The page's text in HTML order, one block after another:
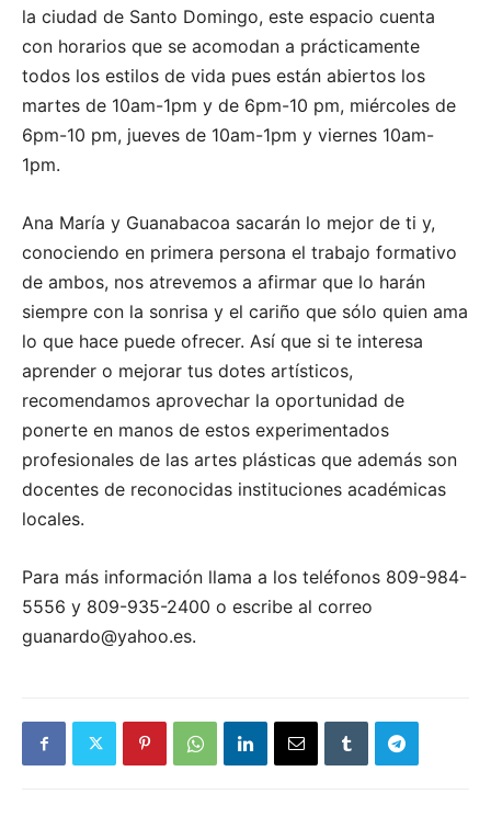
la ciudad de Santo Domingo, este espacio cuenta
con horarios que se acomodan a prácticamente
todos los estilos de vida pues están abiertos los
martes de 10am-1pm y de 6pm-10 pm, miércoles de
6pm-10 pm, jueves de 10am-1pm y viernes 10am-
1pm.
Ana María y Guanabacoa sacarán lo mejor de ti y,
conociendo en primera persona el trabajo formativo
de ambos, nos atrevemos a afirmar que lo harán
siempre con la sonrisa y el cariño que sólo quien ama
lo que hace puede ofrecer. Así que si te interesa
aprender o mejorar tus dotes artísticos,
recomendamos aprovechar la oportunidad de
ponerte en manos de estos experimentados
profesionales de las artes plásticas que además son
docentes de reconocidas instituciones académicas
locales.
Para más información llama a los teléfonos 809-984-
5556 y 809-935-2400 o escribe al correo
guanardo@yahoo.es.